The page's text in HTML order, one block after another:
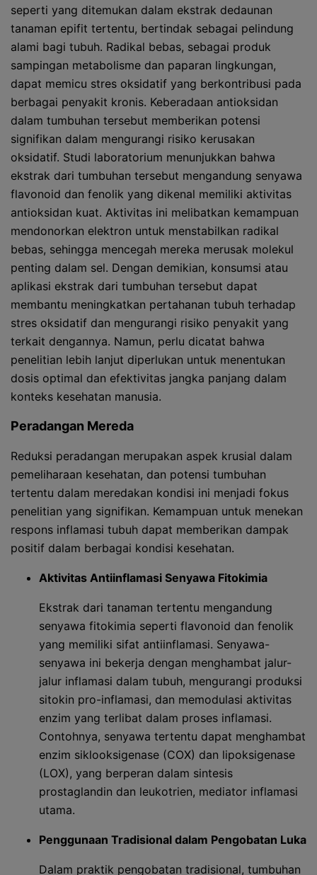
seperti yang ditemukan dalam ekstrak dedaunan
tanaman epifit tertentu, bertindak sebagai pelindung
alami bagi tubuh. Radikal bebas, sebagai produk
sampingan metabolisme dan paparan lingkungan,
dapat memicu stres oksidatif yang berkontribusi pada
berbagai penyakit kronis. Keberadaan antioksidan
dalam tumbuhan tersebut memberikan potensi
signifikan dalam mengurangi risiko kerusakan
oksidatif. Studi laboratorium menunjukkan bahwa
ekstrak dari tumbuhan tersebut mengandung senyawa
flavonoid dan fenolik yang dikenal memiliki aktivitas
antioksidan kuat. Aktivitas ini melibatkan kemampuan
mendonorkan elektron untuk menstabilkan radikal
bebas, sehingga mencegah mereka merusak molekul
penting dalam sel. Dengan demikian, konsumsi atau
aplikasi ekstrak dari tumbuhan tersebut dapat
membantu meningkatkan pertahanan tubuh terhadap
stres oksidatif dan mengurangi risiko penyakit yang
terkait dengannya. Namun, perlu dicatat bahwa
penelitian lebih lanjut diperlukan untuk menentukan
dosis optimal dan efektivitas jangka panjang dalam
konteks kesehatan manusia.
Peradangan Mereda
Reduksi peradangan merupakan aspek krusial dalam
pemeliharaan kesehatan, dan potensi tumbuhan
tertentu dalam meredakan kondisi ini menjadi fokus
penelitian yang signifikan. Kemampuan untuk menekan
respons inflamasi tubuh dapat memberikan dampak
positif dalam berbagai kondisi kesehatan.
Aktivitas Antiinflamasi Senyawa Fitokimia
Ekstrak dari tanaman tertentu mengandung
senyawa fitokimia seperti flavonoid dan fenolik
yang memiliki sifat antiinflamasi. Senyawa-
senyawa ini bekerja dengan menghambat jalur-
jalur inflamasi dalam tubuh, mengurangi produksi
sitokin pro-inflamasi, dan memodulasi aktivitas
enzim yang terlibat dalam proses inflamasi.
Contohnya, senyawa tertentu dapat menghambat
enzim siklooksigenase (COX) dan lipoksigenase
(LOX), yang berperan dalam sintesis
prostaglandin dan leukotrien, mediator inflamasi
utama.
Penggunaan Tradisional dalam Pengobatan Luka
Dalam praktik pengobatan tradisional, tumbuhan